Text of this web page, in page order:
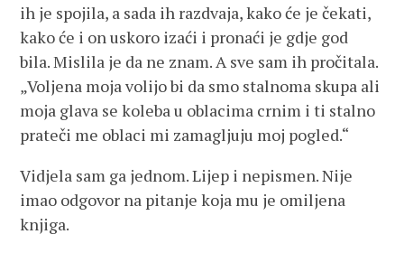
ih je spojila, a sada ih razdvaja, kako će je čekati,
kako će i on uskoro izaći i pronaći je gdje god
bila. Mislila je da ne znam. A sve sam ih pročitala.
„Voljena moja volijo bi da smo stalnoma skupa ali
moja glava se koleba u oblacima crnim i ti stalno
prateči me oblaci mi zamagljuju moj pogled.“
Vidjela sam ga jednom. Lijep i nepismen. Nije
imao odgovor na pitanje koja mu je omiljena
knjiga.